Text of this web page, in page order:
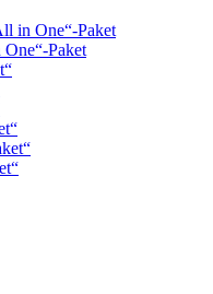
in One“-Paket
Paket